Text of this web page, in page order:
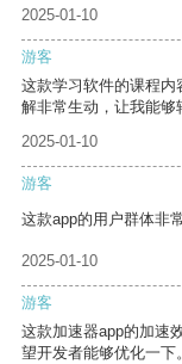
2025-01-10
游客
这款学习软件的课程
解非常生动，让我能够
2025-01-10
游客
这款app的用户群体非
2025-01-10
游客
这款加速器app的加速
望开发者能够优化一下。